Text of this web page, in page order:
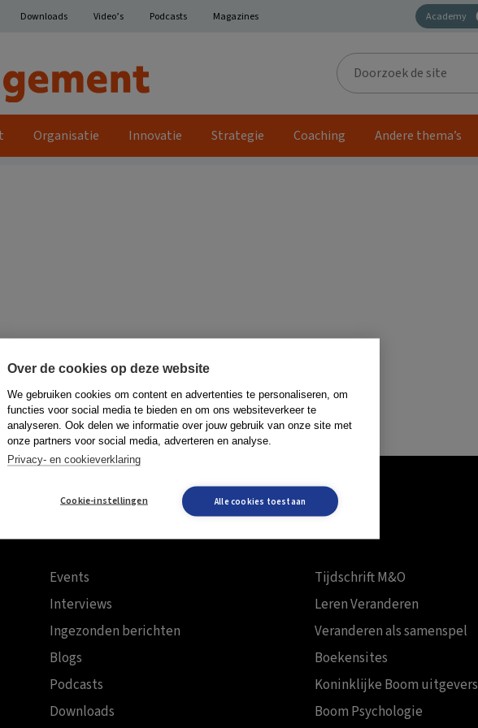
Downloads Video’s Podcasts Magazines Academy
Doorzoek
de
site
Organisatie Innovatie Strategie Coaching Andere thema’s
Events
Interviews
Ingezonden berichten
Blogs
Podcasts
Downloads
Tijdschrift M&O
Leren Veranderen
Veranderen als samenspel
Boekensites
Koninklijke Boom uitgevers
Boom Psychologie
Over de cookies op deze website
We gebruiken cookies om content en advertenties te personaliseren, om
functies voor social media te bieden en om ons websiteverkeer te
analyseren. Ook delen we informatie over jouw gebruik van onze site met
onze partners voor social media, adverteren en analyse.
Privacy- en cookieverklaring
Cookie-instellingen Alle cookies toestaan